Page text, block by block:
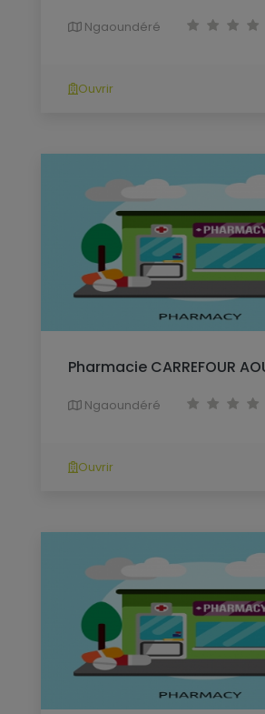
Ngaoundéré
Ouvrir
Pharmacie CARREFOUR
Ngaoundéré
Ouvrir